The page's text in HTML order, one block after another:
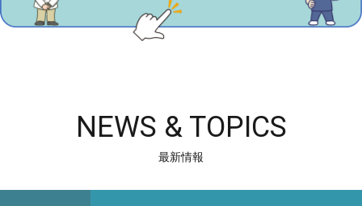
NEWS & TOPICS
最新情報